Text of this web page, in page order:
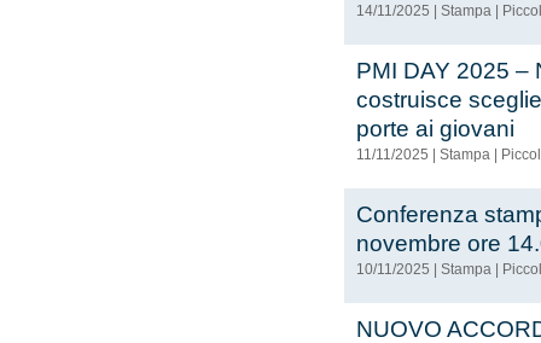
14/11/2025 | Stampa |
PMI DAY 2025 –
costruisce
porte ai giovani
11/11/2025 | Stampa |
Conferenza
novembre ore
10/11/2025 | Stampa |
NUOVO